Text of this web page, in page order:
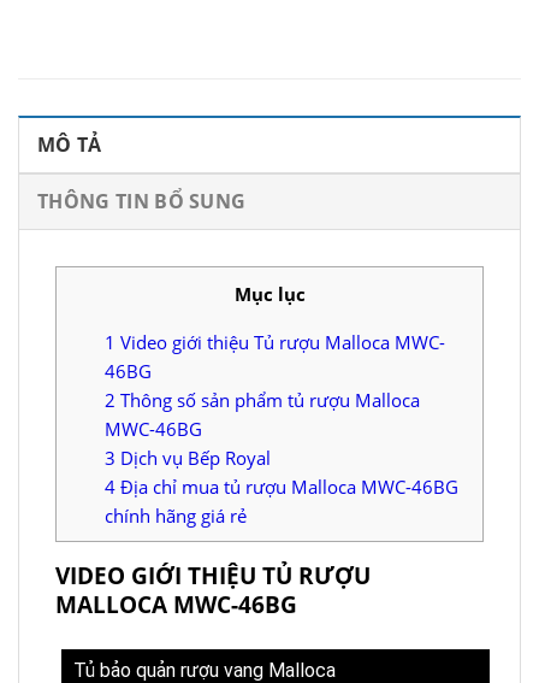
MÔ TẢ
THÔNG TIN BỔ SUNG
Mục lục
1 Video giới thiệu Tủ rượu Malloca MWC-
46BG
2 Thông số sản phẩm tủ rượu Malloca
MWC-46BG
3 Dịch vụ Bếp Royal
4 Địa chỉ mua tủ rượu Malloca MWC-46BG
chính hãng giá rẻ
VIDEO GIỚI THIỆU TỦ RƯỢU
MALLOCA MWC-46BG
Tủ bảo quản rượu vang Malloca